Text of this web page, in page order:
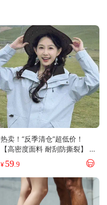
热卖！“反季清仓”超低价！
【高密度面料 耐刮防撕裂】 S
chenvega轻量情侣山系户外
防风冲锋外套 透气不闷 防风
锁温 7色可选
¥ 59 .9